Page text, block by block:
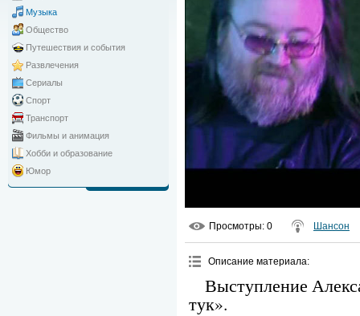
Музыка
Общество
Путешествия и события
Развлечения
Сериалы
Спорт
Транспорт
Фильмы и анимация
Хобби и образование
Юмор
Просмотры: 0 Шансон
Описание материала:
Выступление
тук».